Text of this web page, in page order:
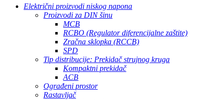
Električni proizvodi niskog napona
Proizvodi za DIN šinu
MCB
RCBO (Regulator diferencijalne zaštite)
Zračna sklopka (RCCB)
SPD
Tip distribucije: Prekidač strujnog kruga
Kompaktni prekidač
ACB
Ograđeni prostor
Rastavljač